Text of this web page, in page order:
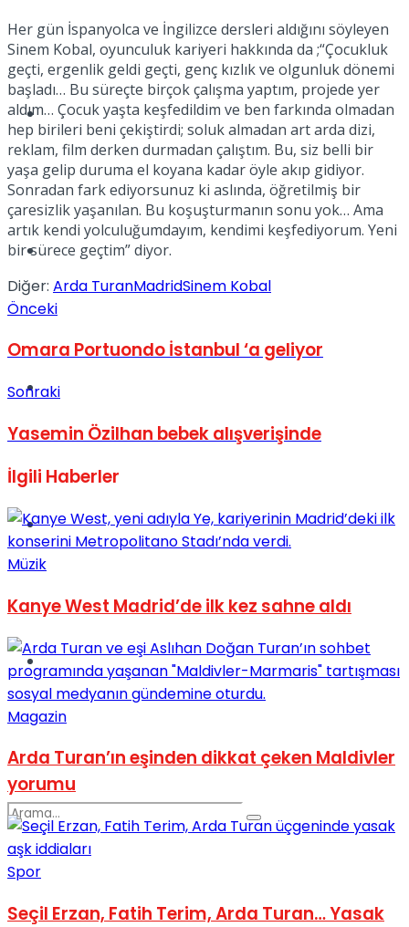
Müzik
Sinema
Tatil
Spor
Podcast
View All Result
Her gün İspanyolca ve İngilizce dersleri aldığını söyleyen
Sinem Kobal, oyunculuk kariyeri hakkında da ;“Çocukluk
geçti, ergenlik geldi geçti, genç kızlık ve olgunluk dönemi
başladı… Bu süreçte birçok çalışma yaptım, projede yer
aldım… Çocuk yaşta keşfedildim ve ben farkında olmadan
hep birileri beni çekiştirdi; soluk almadan art arda dizi,
reklam, film derken durmadan çalıştım. Bu, siz belli bir
yaşa gelip duruma el koyana kadar öyle akıp gidiyor.
Sonradan fark ediyorsunuz ki aslında, öğretilmiş bir
çaresizlik yaşanılan. Bu koşuşturmanın sonu yok… Ama
artık kendi yolculuğumdayım, kendimi keşfediyorum. Yeni
bir sürece geçtim” diyor.
Diğer: Arda TuranMadridSinem Kobal
Önceki
Omara Portuondo İstanbul ‘a geliyor
Sonraki
Yasemin Özilhan bebek alışverişinde
İlgili Haberler
Müzik
Kanye West Madrid’de ilk kez sahne aldı
Magazin
Arda Turan’ın eşinden dikkat çeken Maldivler
yorumu
Spor
Seçil Erzan, Fatih Terim, Arda Turan… Yasak